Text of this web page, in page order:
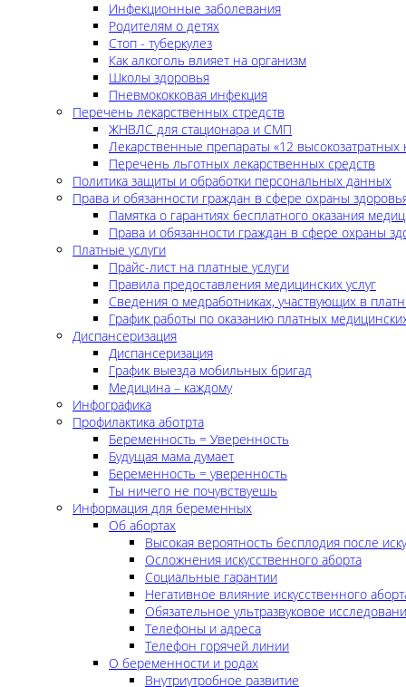
Инфекционные заболевания
Родителям о детях
Стоп - туберкулез
Как алкоголь влияет на организм
Школы здоровья
Пневмококковая инфекция
Перечень лекарственных стредств
ЖНВЛС для стационара и СМП
Лекарственные препараты «12 высокозатратных
Перечень льготных лекарственных средств
Политика защиты и обработки персональных данных
Права и обязанности граждан в сфере охраны
Памятка о гарантиях бесплатного оказания
Права и обязанности граждан в сфере охраны
Платные услуги
Прайс-лист на платные услуги
Правила предоставления медицинских услуг
Сведения о медработниках, участвующих в
График работы по оказанию платных
Диспансеризация
Диспансеризация
График выезда мобильных бригад
Медицина – каждому
Инфографика
Профилактика аботрта
Беременность = Уверенность
Будущая мама думает
Беременность = уверенность
Ты ничего не почувствуешь
Информация для беременных
Об абортах
Высокая вероятность бесплодия после
Осложнения искусственного аборта
Социальные гарантии
Негативное влияние искусственного
Обязательное ультразвуковое
Телефоны и адреса
Телефон горячей линии
О беременности и родах
Внутриутробное развитие